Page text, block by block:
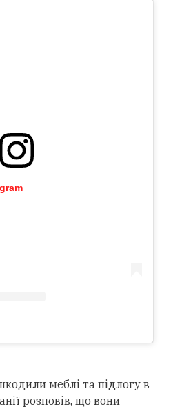
меблі та підлогу в
розповів, що вони